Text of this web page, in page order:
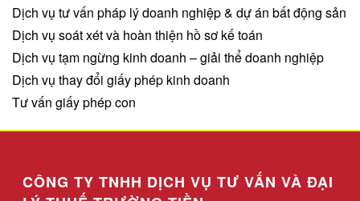
Dịch vụ tư vấn pháp lý doanh nghiệp & dự án bất động sản
Dịch vụ soát xét và hoàn thiện hồ sơ kế toán
Dịch vụ tạm ngừng kinh doanh – giải thể doanh nghiệp
Dịch vụ thay đổi giấy phép kinh doanh
Tư vấn giấy phép con
CÔNG TY TNHH DỊCH VỤ TƯ VẤN VÀ ĐẠI